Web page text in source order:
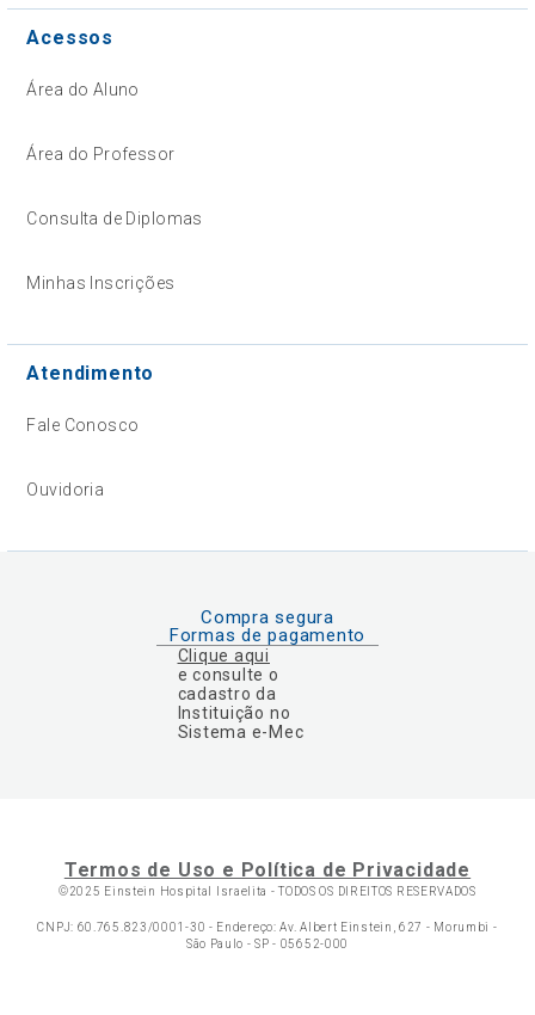
Acessos
Área do Aluno
Área do Professor
Consulta de Diplomas
Minhas Inscrições
Atendimento
Fale Conosco
Ouvidoria
Compra segura
Formas de pagamento
Clique aqui
e consulte o
cadastro da
Instituição no
Sistema e-Mec
Termos de Uso e Política de Privacidade
©2025 Einstein Hospital Israelita -TODOS OS DIREITOS RESERVADOS
CNPJ: 60.765.823/0001-30 - Endereço: Av. Albert Einstein, 627 - Morumbi -
São Paulo - SP - 05652-000